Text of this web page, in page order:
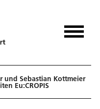
und Sebastian Kottmeier
Eu:CROPIS